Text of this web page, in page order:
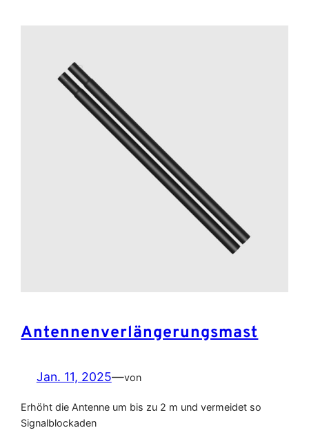
Antennenverlängerungsmast
Jan. 11, 2025—von
Erhöht die Antenne um bis zu 2 m und vermeidet so
Signalblockaden